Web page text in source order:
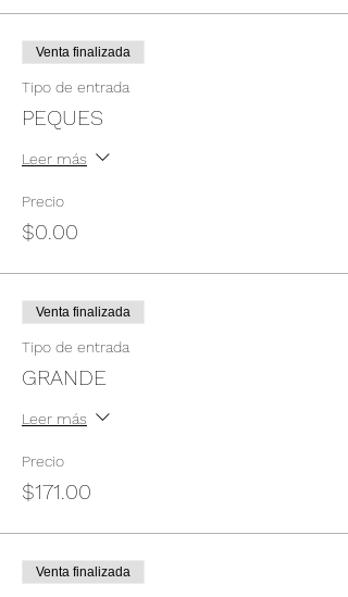
Venta finalizada
Tipo de entrada
PEQUES
Leer más
Precio
$0.00
Venta finalizada
Tipo de entrada
GRANDE
Leer más
Precio
$171.00
Venta finalizada